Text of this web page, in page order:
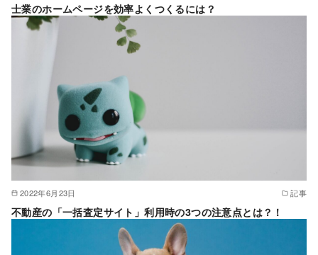
士業のホームページを効率よくつくるには？
2022年6月23日 記事
不動産の「一括査定サイト」利用時の3つの注意点とは？！